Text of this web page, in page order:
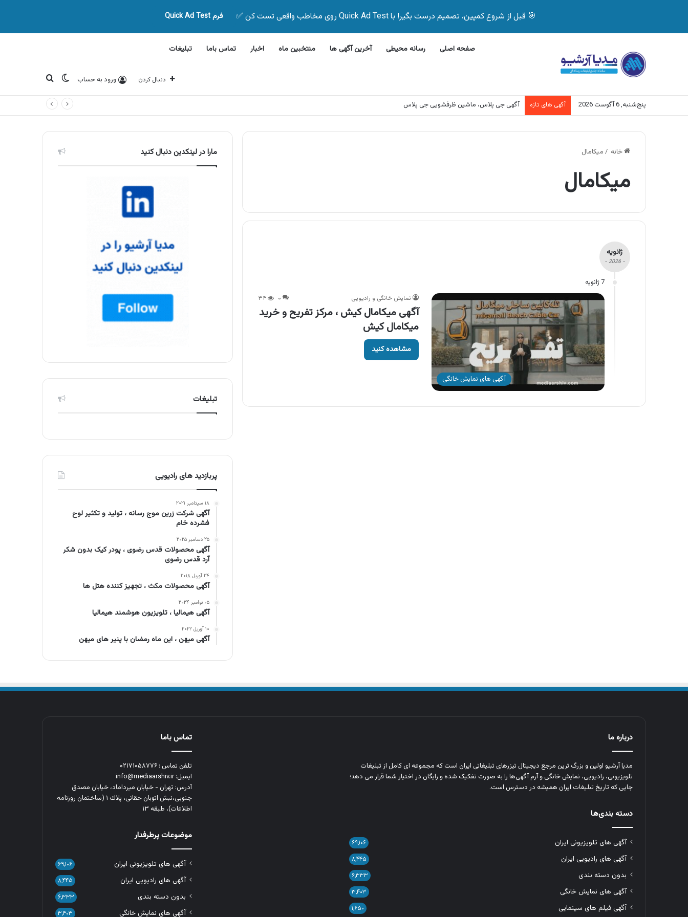
🎯 قبل از شروع کمپین، تصمیم درست بگیر! با Quick Ad Test روی مخاطب واقعی تست کن ✅ فرم Quick Ad Test
صفحه اصلی رسانه محیطی آخرین آگهی ها منتخبین ماه اخبار تماس باما تبلیغات
دنبال کردن ورود به حساب تغییر پوسته
جستجو برای
پنج‌شنبه, 6 آگوست 2026 آگهی های تازه آگهی جی پلاس، ماشین ظرفشویی جی پلاس
خانه / میکامال
میکامال
ژانویه
- 2026 -
7 ژانویه
آگهی های نمایش خانگی
نمایش خانگی و رادیویی ۰ ۳۴
آگهی میکامال کیش ، مرکز تفریح و خرید
میکامال کیش
مشاهده کنید
مارا در لینکدین دنبال کنید
تبلیغات
پربازدید های رادیویی
۱۸ سپتامبر ۲۰۲۱
آگهی شرکت زرین موج رسانه ، تولید و تکثیر لوح
فشرده خام
۲۵ دسامبر ۲۰۲۵
آگهی محصولات قدس رضوی ، پودر کیک بدون شکر
آرد قدس رضوی
۲۴ آوریل ۲۰۱۸
آگهی محصولات مکث ، تجهیز کننده هتل ها
۰۵ نوامبر ۲۰۲۴
آگهی هیمالیا ، تلویزیون هوشمند هیمالیا
۱۰ آوریل ۲۰۲۲
آگهی میهن ، این ماه رمضان با پنیر های میهن
درباره ما
مدیا آرشیو اولین و بزرگ‌ ترین مرجع دیجیتال تیزرهای تبلیغاتی ایران است که مجموعه‌ ای کامل از تبلیغات
تلویزیونی، رادیویی، نمایش خانگی و آرم‌ آگهی‌ها را به‌ صورت تفکیک‌ شده و رایگان در اختیار شما قرار می‌ دهد؛
جایی که تاریخ تبلیغات ایران همیشه در دسترس است.
دسته بندی‌ها
آگهی های تلویزیونی ایران ۶۹,۱۰۶
آگهی های رادیویی ایران ۸,۴۴۵
بدون دسته بندی ۶,۳۳۳
آگهی های نمایش خانگی ۳,۴۰۳
آگهی فیلم های سینمایی ۱,۶۵۰
تماس باما
تلفن تماس : ۰۲۱۷۱۰۵۸۷۷۶
ایمیل: info@mediaarshiv.ir
آدرس: تهران - خیابان میرداماد، خیابان مصدق
جنوبی،نبش اتوبان حقانی، پلاك ١ (ساختمان روزنامه
اطلاعات)، طبقه ۱۳
موضوعات پرطرفدار
آگهی های تلویزیونی ایران ۶۹,۱۰۶
آگهی های رادیویی ایران ۸,۴۴۵
بدون دسته بندی ۶,۳۳۳
آگهی های نمایش خانگی ۳,۴۰۳